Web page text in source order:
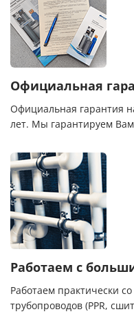
Официальная
Официальная гарантия
лет. Мы гарантируем Вам
Работаем с
Работаем практически
трубопроводов (PPR,